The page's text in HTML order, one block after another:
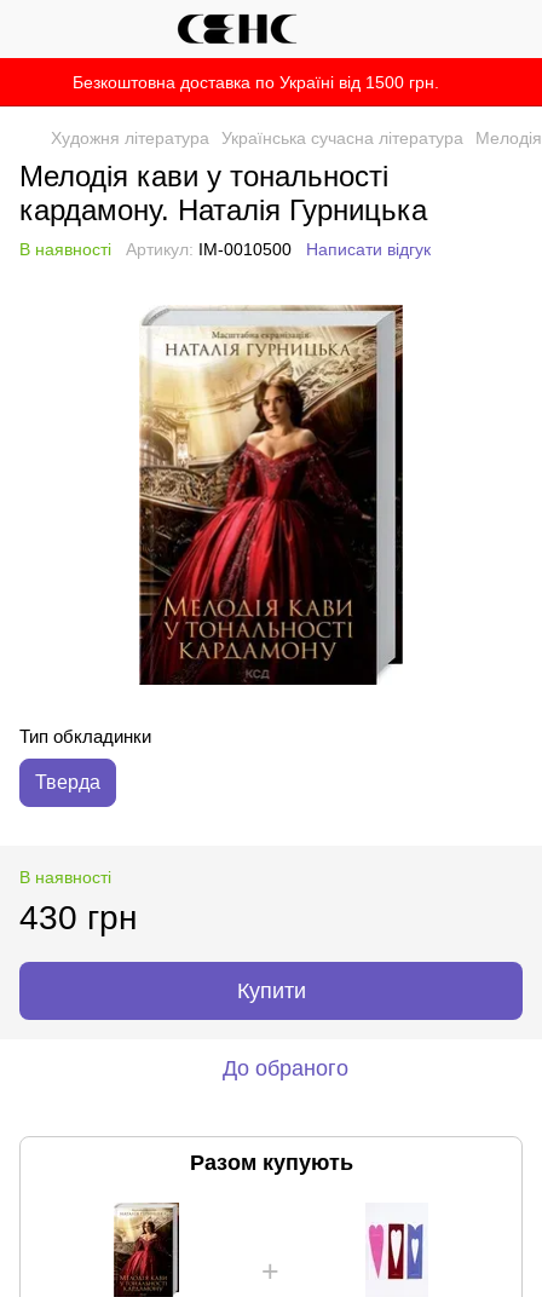
Безкоштовна доставка по Україні від 1500 грн.
Художня література Українська сучасна література
Мелодія кави у тональності
кардамону. Наталія Гурницька
В наявності Артикул: IM-0010500 Написати відгук
Тип обкладинки
Тверда
В наявності
430 грн
Купити
До обраного
Разом купують